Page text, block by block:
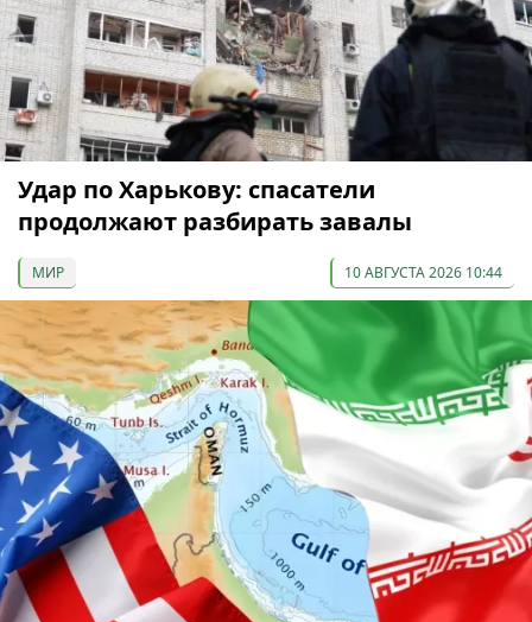
Удар по Харькову: спасатели
продолжают разбирать завалы
МИР 10 АВГУСТА 2026 10:44